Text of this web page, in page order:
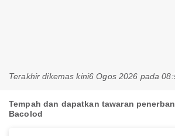
Terakhir dikemas kini6 Ogos 2026 pada
Tempah dan dapatkan tawaran
Bacolod